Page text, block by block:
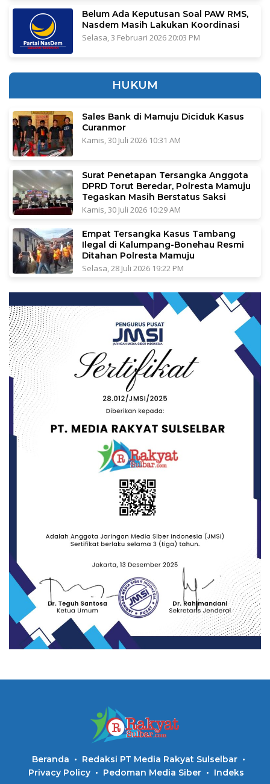
Belum Ada Keputusan Soal PAW RMS,
Nasdem Masih Lakukan Koordinasi
Selasa, 3 Februari 2026 20:03 PM
HUKUM
Sales Bank di Mamuju Diciduk Kasus
Curanmor
Kamis, 30 Juli 2026 10:31 AM
Surat Penetapan Tersangka Anggota
DPRD Torut Beredar, Polresta Mamuju
Tegaskan Masih Berstatus Saksi
Kamis, 30 Juli 2026 10:29 AM
Empat Tersangka Kasus Tambang
Ilegal di Kalumpang-Bonehau Resmi
Ditahan Polresta Mamuju
Selasa, 28 Juli 2026 19:22 PM
Beranda
Redaksi PT Media Rakyat Sulselbar
Privacy Policy
Pedoman Media Siber Indeks